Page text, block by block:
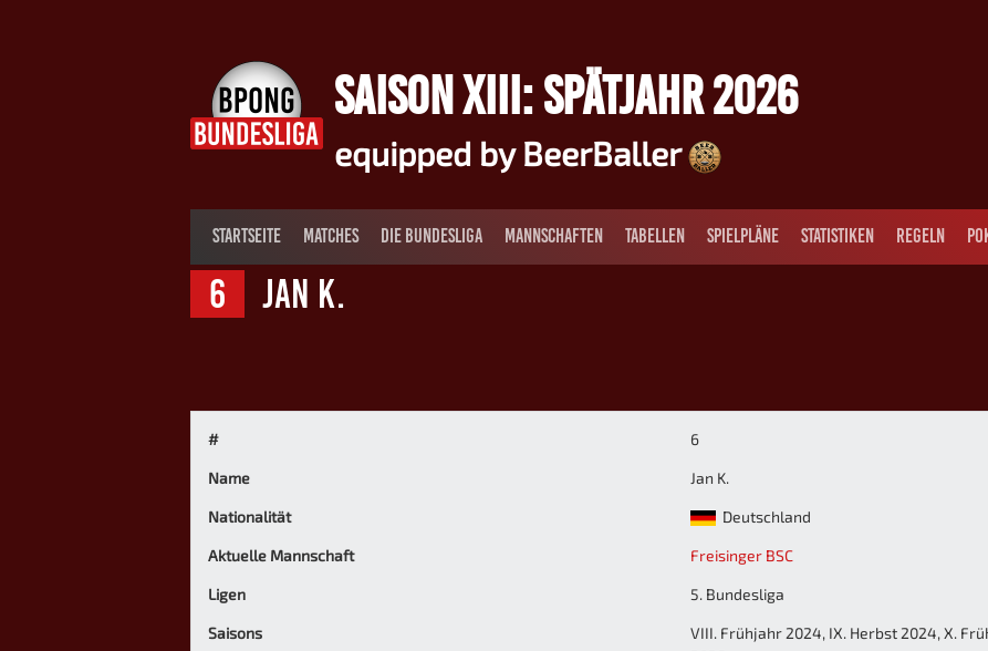
SAISON XIII: SPÄTJAHR 2026
equipped by BeerBaller
STARTSEITE MATCHES DIE BUNDESLIGA MANNSCHAFTEN TABELLEN SPIELPLÄNE STATISTIKEN REGELN
6 Jan K.
# 6
Name Jan K.
Nationalität Deutschland
Aktuelle Mannschaft Freisinger BSC
Ligen 5. Bundesliga
Saisons
VIII. Frühjahr 2024, IX. Herbst 2024, X.